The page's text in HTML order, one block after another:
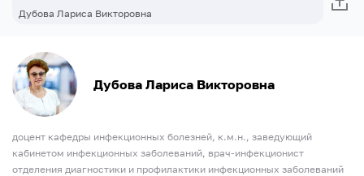
Дубова Лариса Викторовна
Дубова Лариса Викторовна
доцент кафедры инфекционных болезней, к.м.н., заведующий
кабинетом инфекционных заболеваний, врач-инфекционист
отделения диагностики и профилактики инфекционных заболеваний